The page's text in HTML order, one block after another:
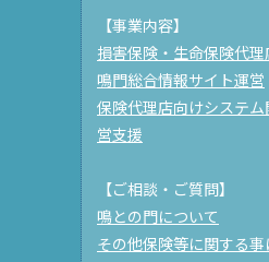
【事業内容】
損害保険・生命保険代理
鳴門総合情報サイト運営
保険代理店向けシステ
営支援
【ご相談・ご質問】
鳴との門について
その他保険等に関する事